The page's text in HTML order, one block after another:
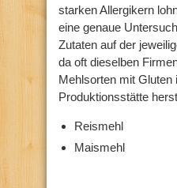
starken Allergikern
eine genaue
Zutaten auf der
da oft dieselben
Mehlsorten mit Gluten
Produktionsstätte
Reismehl
Maismehl